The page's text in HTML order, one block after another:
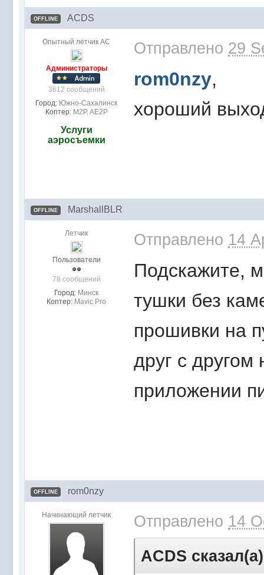
OFFLINE ACDS
Опытный летчик АС
Администраторы
3612 сообщений
Город: Южно-Сахалинск
Коптер: M2P, AE2P
Услуги
аэросъемки
Отправлено 29
rom0nzy,
хороший
OFFLINE MarshallBLR
Летчик
Пользователи
78 сообщений
Город: Минск
Коптер: Mavic Pro
Отправлено 14
Подскажите,
тушки без
прошивки на
друг с другом
приложении
OFFLINE rom0nzy
Начинающий летчик Отправлено 14
ACDS сказал(а)